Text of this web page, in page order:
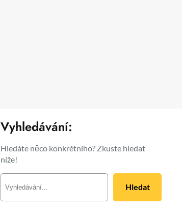
Vyhledávání:
Hledáte něco konkrétního? Zkuste hledat
níže!
Hledat